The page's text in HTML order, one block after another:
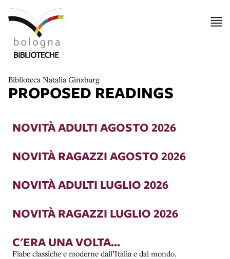
Biblioteca Natalia Ginzburg
PROPOSED READINGS
NOVITÀ ADULTI AGOSTO 2026
NOVITÀ RAGAZZI AGOSTO 2026
NOVITÀ ADULTI LUGLIO 2026
NOVITÀ RAGAZZI LUGLIO 2026
C'ERA UNA VOLTA...
Fiabe classiche e moderne dall’Italia e dal mondo.